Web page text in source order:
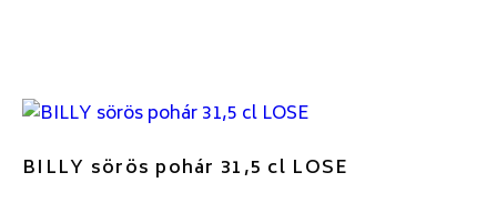
BILLY sörös pohár 31,5 cl LOSE